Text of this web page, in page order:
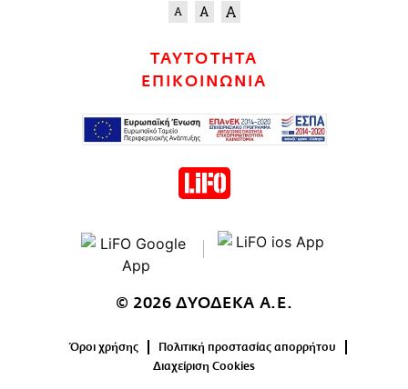
ΤΑΥΤΟΤΗΤΑ
ΕΠΙΚΟΙΝΩΝΙΑ
© 2026 ΔΥΟΔΕΚΑ Α.Ε.
Όροι χρήσης
Πολιτική προστασίας απορρήτου
Διαχείριση Cookies